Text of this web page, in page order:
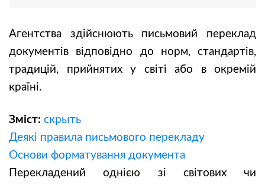
Агентства здійснюють письмовий переклад
документів відповідно до норм, стандартів,
традицій, прийнятих у світі або в окремій
країні.
Зміст: скрыть
Деякі правила письмового перекладу
Основи форматування документа
Перекладений однією зі світових чи